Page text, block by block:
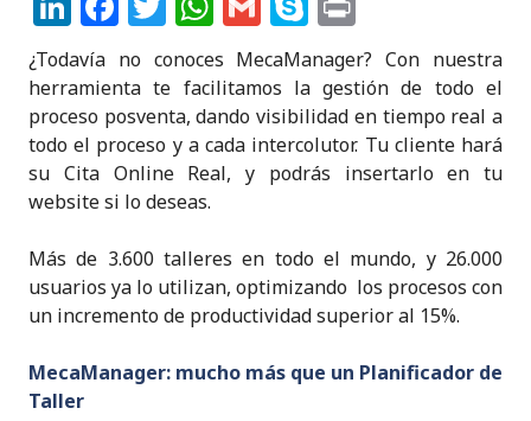
n
k
e
dI
n
a
c
e
b
o
k
w
it
te
r
h
a
ts
A
p
m
ai
l
k
y
p
e
ri
n
t
¿Todavía no conoces MecaManager? Con nuestra
herramienta te facilitamos la gestión de todo el
proceso posventa, dando visibilidad en tiempo real a
todo el proceso y a cada intercolutor. Tu cliente hará
su Cita Online Real, y podrás insertarlo en tu
website si lo deseas.
Más de 3.600 talleres en todo el mundo, y 26.000
usuarios ya lo utilizan, optimizando los procesos con
un incremento de productividad superior al 15%.
MecaManager: mucho más que un Planificador de
Taller